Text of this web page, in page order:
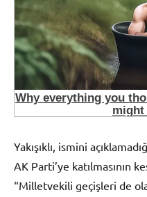
Yakışıklı, ismini
AK Parti’ye katılmasının
“Milletvekili geçişleri de